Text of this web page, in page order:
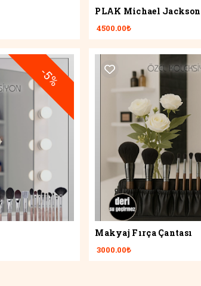
PLAK Michael Jackson
4500.00₺
-5%
Makyaj Fırça Çantası
3000.00₺